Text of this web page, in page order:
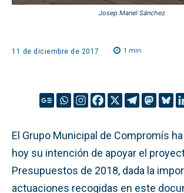
Josep Manel Sánchez
11 de diciembre de 2017 1 min.
El Grupo Municipal de Compromís
hoy su intención de apoyar el
Presupuestos de 2018, dada la
actuaciones recogidas en este